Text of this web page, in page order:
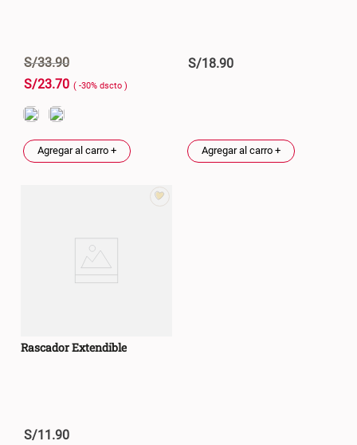
S/33.90
S/23.70 ( -30% dscto )
Agregar al carro +
S/18.90
Agregar al carro +
Rascador Extendible
S/11.90